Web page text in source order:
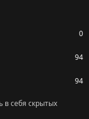
0
94
94
в себя скрытых